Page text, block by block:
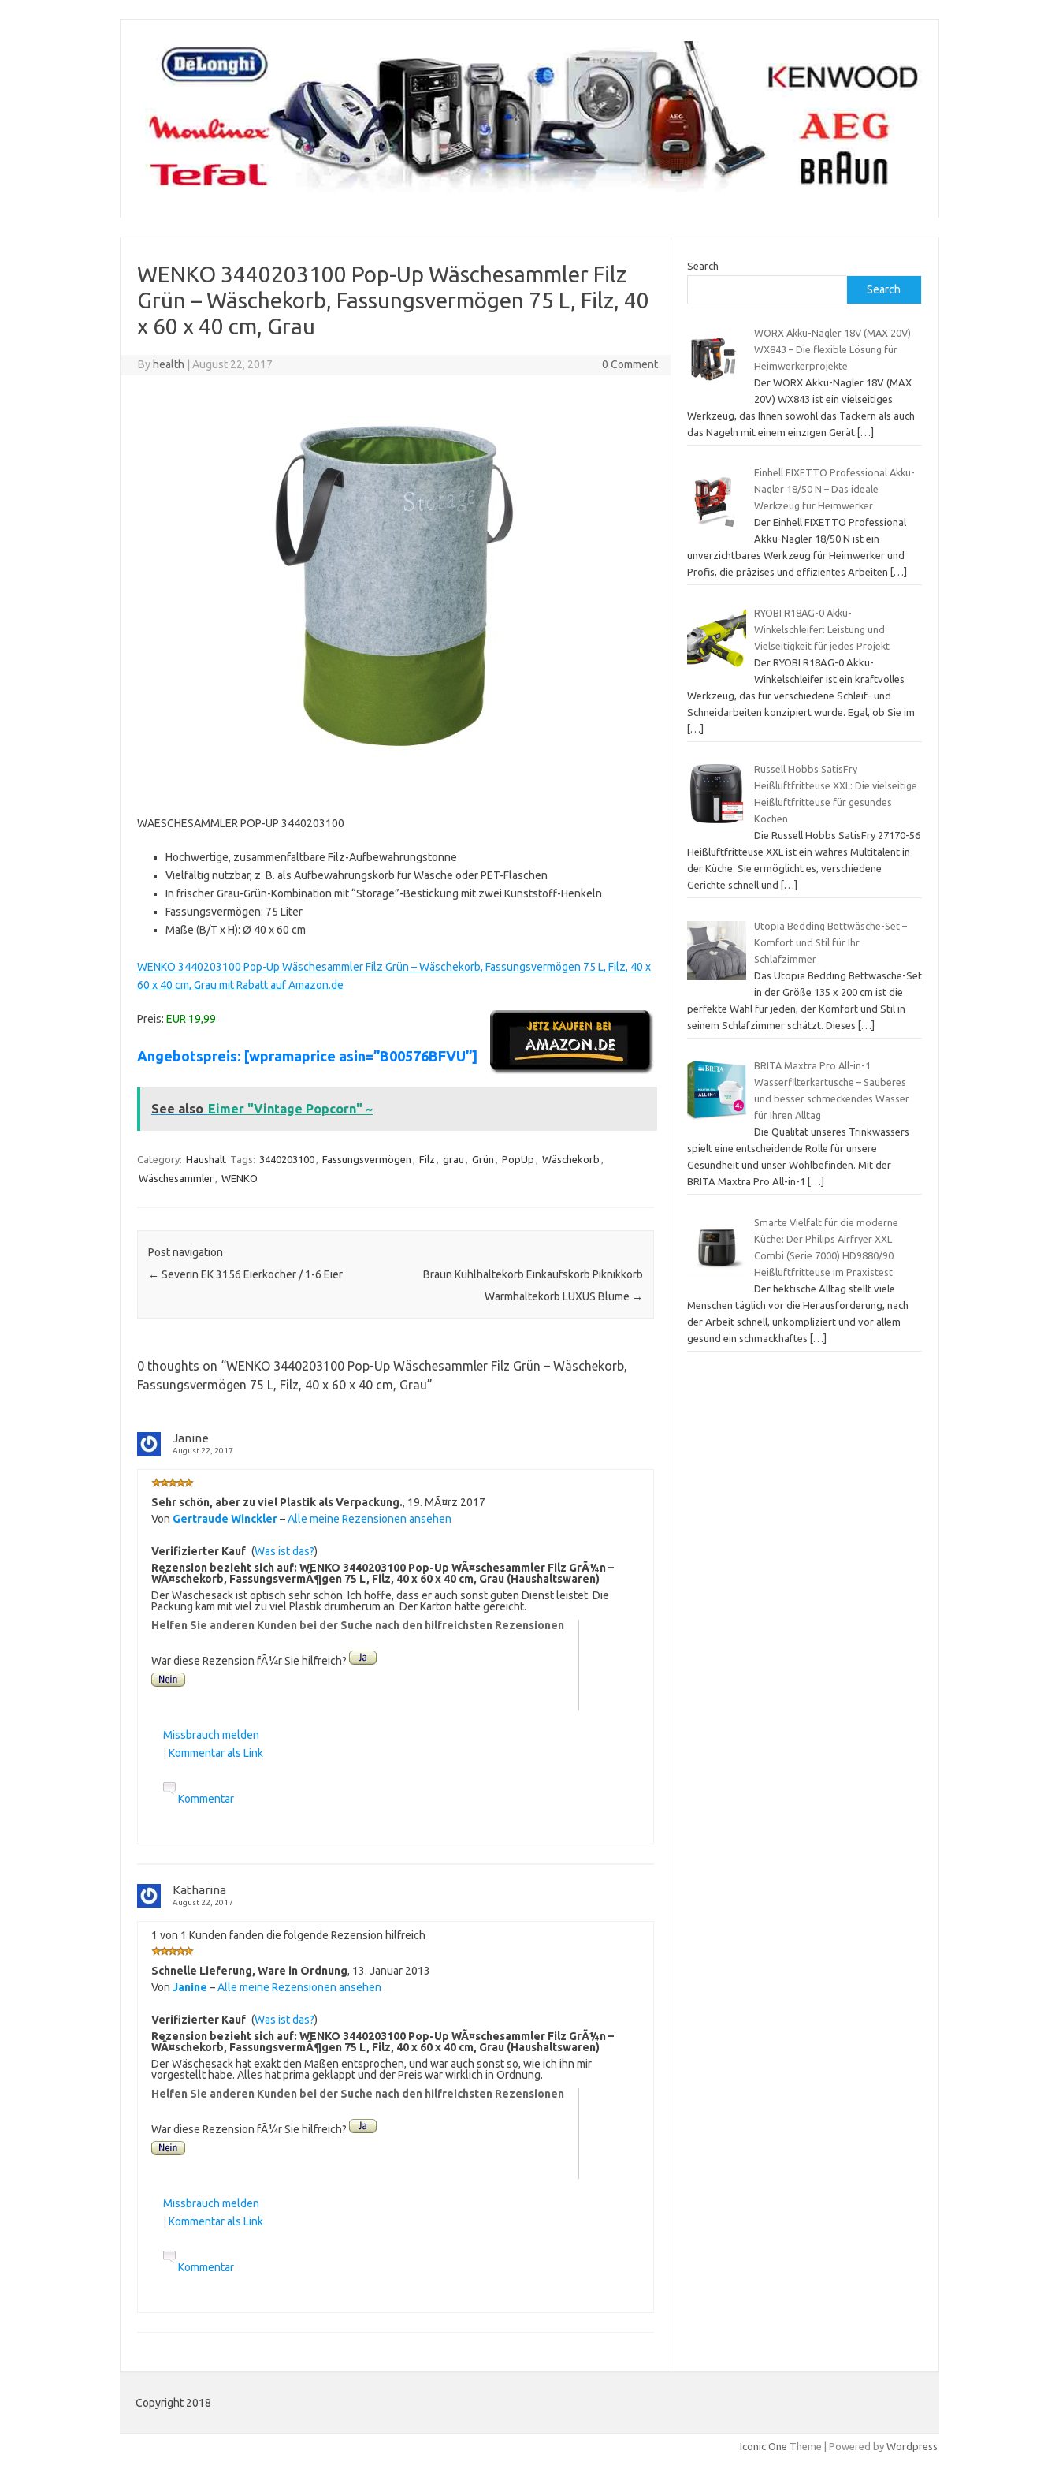
WENKO 3440203100 Pop-Up Wäschesammler Filz
Grün – Wäschekorb, Fassungsvermögen 75 L, Filz, 40
x 60 x 40 cm, Grau
By health August 22, 2017 0 Comment
WAESCHESAMMLER POP-UP 3440203100
Hochwertige, zusammenfaltbare Filz-Aufbewahrungstonne
Vielfältig nutzbar, z. B. als Aufbewahrungskorb für Wäsche oder PET-Flaschen
In frischer Grau-Grün-Kombination mit “Storage”-Bestickung mit zwei Kunststoff-Henkeln
Fassungsvermögen: 75 Liter
Maße (B/T x H): Ø 40 x 60 cm
WENKO 3440203100 Pop-Up Wäschesammler Filz Grün – Wäschekorb, Fassungsvermögen 75 L, Filz, 40 x
60 x 40 cm, Grau mit Rabatt auf Amazon.de
Preis:EUR 19,99
Angebotspreis: [wpramaprice asin=”B00576BFVU”]
See also Eimer "Vintage Popcorn" ~
Category: Haushalt Tags: 3440203100, Fassungsvermögen , Filz , grau , Grün , PopUp , Wäschekorb ,
Wäschesammler, WENKO
Post navigation
← Severin EK 3156 Eierkocher / 1-6 Eier
Braun Kühlhaltekorb Einkaufskorb Piknikkorb
Warmhaltekorb LUXUS Blume →
0 thoughts on “WENKO 3440203100 Pop-Up Wäschesammler Filz Grün – Wäschekorb,
Fassungsvermögen 75 L, Filz, 40 x 60 x 40 cm, Grau”
Janine
August 22, 2017
Sehr schön, aber zu viel Plastik als Verpackung., 19. MÃ¤rz 2017
Von Gertraude Winckler–Alle meine Rezensionen ansehen
Verifizierter Kauf (Was ist das?)
Rezension bezieht sich auf: WENKO 3440203100 Pop-Up WÃ¤schesammler Filz GrÃ¼n –
WÃ¤schekorb, FassungsvermÃ¶gen 75 L, Filz, 40 x 60 x 40 cm, Grau (Haushaltswaren)
Der Wäschesack ist optisch sehr schön. Ich hoffe, dass er auch sonst guten Dienst leistet. Die
Packung kam mit viel zu viel Plastik drumherum an. Der Karton hätte gereicht.
Helfen Sie anderen Kunden bei der Suche nach den hilfreichsten Rezensionen
War diese Rezension fÃ¼r Sie hilfreich?
Missbrauch melden
Kommentar als Link
Kommentar
Katharina
August 22, 2017
1 von 1 Kunden fanden die folgende Rezension hilfreich
Schnelle Lieferung, Ware in Ordnung, 13. Januar 2013
Von Janine –Alle meine Rezensionen ansehen
Verifizierter Kauf (Was ist das?)
Rezension bezieht sich auf: WENKO 3440203100 Pop-Up WÃ¤schesammler Filz GrÃ¼n –
WÃ¤schekorb, FassungsvermÃ¶gen 75 L, Filz, 40 x 60 x 40 cm, Grau (Haushaltswaren)
Der Wäschesack hat exakt den Maßen entsprochen, und war auch sonst so, wie ich ihn mir
vorgestellt habe. Alles hat prima geklappt und der Preis war wirklich in Ordnung.
Helfen Sie anderen Kunden bei der Suche nach den hilfreichsten Rezensionen
War diese Rezension fÃ¼r Sie hilfreich?
Missbrauch melden
Kommentar als Link
Kommentar
Search
Search
WORX Akku-Nagler 18V (MAX 20V)
WX843 – Die flexible Lösung für
Heimwerkerprojekte
Der WORX Akku-Nagler 18V (MAX
20V) WX843 ist ein vielseitiges
Werkzeug, das Ihnen sowohl das Tackern als auch
das Nageln mit einem einzigen Gerät […]
Einhell FIXETTO Professional Akku-
Nagler 18/50 N – Das ideale
Werkzeug für Heimwerker
Der Einhell FIXETTO Professional
Akku-Nagler 18/50 N ist ein
unverzichtbares Werkzeug für Heimwerker und
Profis, die präzises und effizientes Arbeiten
[…]
RYOBI R18AG-0 Akku-
Winkelschleifer: Leistung und
Vielseitigkeit für jedes Projekt
Der RYOBI R18AG-0 Akku-
Winkelschleifer ist ein kraftvolles
Werkzeug, das für verschiedene Schleif- und
Schneidarbeiten konzipiert wurde. Egal, ob Sie im
[…]
Russell Hobbs SatisFry
Heißluftfritteuse XXL: Die vielseitige
Heißluftfritteuse für gesundes
Kochen
Die Russell Hobbs SatisFry 27170-56
Heißluftfritteuse XXL ist ein wahres Multitalent in
der Küche. Sie ermöglicht es, verschiedene
Gerichte schnell und
[…]
Utopia Bedding Bettwäsche-Set –
Komfort und Stil für Ihr
Schlafzimmer
Das Utopia Bedding Bettwäsche-Set
in der Größe 135 x 200 cm ist die
perfekte Wahl für jeden, der Komfort und Stil in
seinem Schlafzimmer schätzt. Dieses
[…]
BRITA Maxtra Pro All-in-1
Wasserfilterkartusche – Sauberes
und besser schmeckendes Wasser
für Ihren Alltag
Die Qualität unseres Trinkwassers
spielt eine entscheidende Rolle für unsere
Gesundheit und unser Wohlbefinden. Mit der
BRITA Maxtra Pro All-in-1
[…]
Smarte Vielfalt für die moderne
Küche: Der Philips Airfryer XXL
Combi (Serie 7000) HD9880/90
Heißluftfritteuse im Praxistest
Der hektische Alltag stellt viele
Menschen täglich vor die Herausforderung, nach
der Arbeit schnell, unkompliziert und vor allem
gesund ein schmackhaftes
[…]
Copyright 2018
Iconic One Theme | Powered by Wordpress